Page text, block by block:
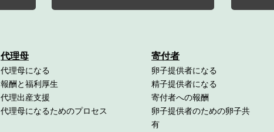
代理母
代理母になる
報酬と福利厚生
代理出産支援
代理母になるためのプロセス
寄付者
卵子提供者になる
精子提供者になる
寄付者への報酬
卵子提供者のための卵子共
有